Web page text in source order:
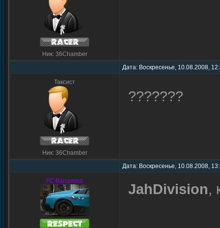
Ник: 36Chamber
Дата: Воскресенье, 10.08.2008,
Таксист
Ник: 36Chamber
???????
Дата: Воскресенье, 10.08.2008,
FC Barcelona JahDivision,